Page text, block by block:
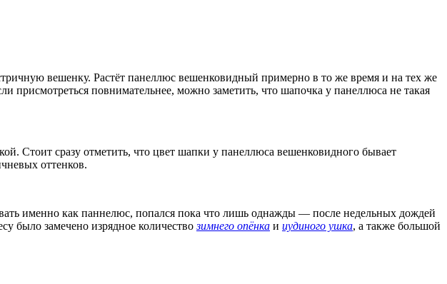
вешенку. Растёт панеллюс вешенковидный примерно в то же время и на тех же
присмотреться повнимательнее, можно заметить, что шапочка у панеллюса не такая
Стоит сразу отметить, что цвет шапки у панеллюса вешенковидного бывает
оттенков.
именно как паннелюс, попался пока что лишь однажды — после недельных дождей
было замечено изрядное количествозимнего опёнка и иудиного ушка, а также большой